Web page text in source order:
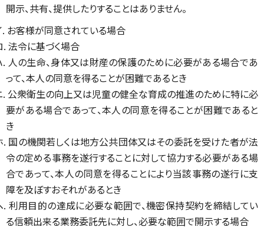
開示、共有、提供したりすることはありません。
. お客様が同意されている場合
. 法令に基づく場合
. 人の生命、身体又は財産の保護のために必要がある場合であ
って、本人の同意を得ることが困難であるとき
. 公衆衛生の向上又は児童の健全な育成の推進のために特に必
要がある場合であって、本人の同意を得ることが困難であると
き
. 国の機関若しくは地方公共団体又はその委託を受けた者が法
令の定める事務を遂行することに対して協力する必要がある場
合であって、本人の同意を得ることにより当該事務の遂行に支
障を及ぼすおそれがあるとき
. 利用目的の達成に必要な範囲で、機密保持契約を締結してい
る信頼出来る業務委託先に対し、必要な範囲で開示する場合